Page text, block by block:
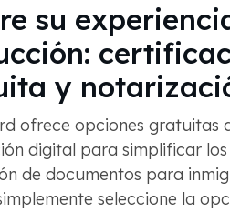
su
y
ofrece opciones gratuitas
digital para simplificar
de documentos para
seleccione la